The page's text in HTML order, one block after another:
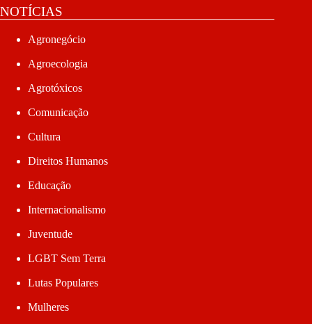
NOTÍCIAS
Agronegócio
Agroecologia
Agrotóxicos
Comunicação
Cultura
Direitos Humanos
Educação
Internacionalismo
Juventude
LGBT Sem Terra
Lutas Populares
Mulheres